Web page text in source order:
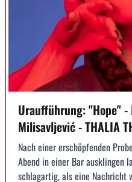
Uraufführung: "Hope"
Milisavljević - THALIA
Nach einer erschöpfenden
Abend in einer Bar ausklingen
schlagartig, als eine Nachricht